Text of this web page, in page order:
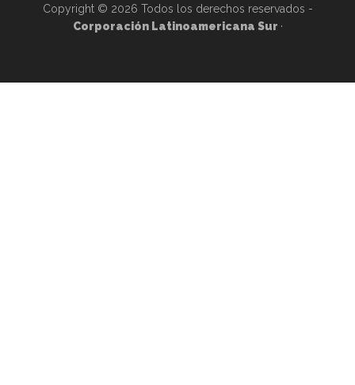
Copyright © 2026 Todos los derechos reservados -
Corporación Latinoamericana Sur ·